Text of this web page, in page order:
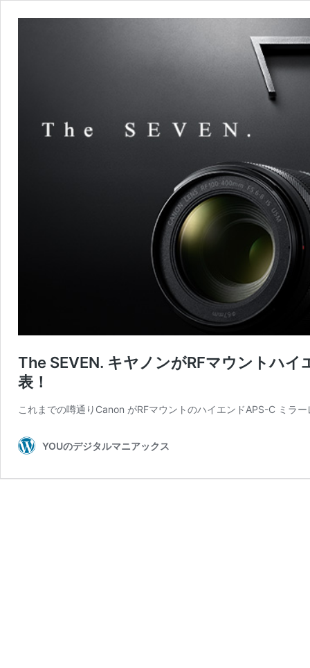
The SEVEN. キヤノンがRFマウントハ
表！
これまでの噂通りCanon がRFマウントのハイエンドAPS-C ミラ
YOUのデジタルマニアックス